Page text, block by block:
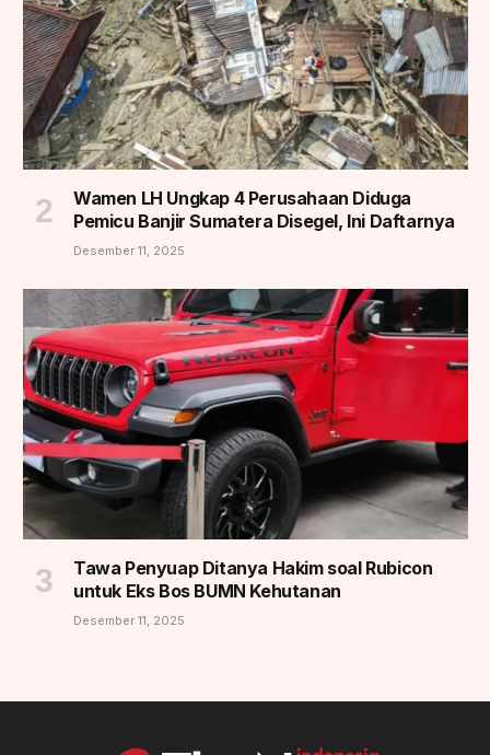
Wamen LH Ungkap 4 Perusahaan Diduga
Pemicu Banjir Sumatera Disegel, Ini Daftarnya
Desember 11, 2025
Tawa Penyuap Ditanya Hakim soal Rubicon
untuk Eks Bos BUMN Kehutanan
Desember 11, 2025